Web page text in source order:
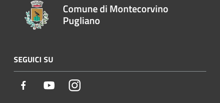
Comune di Montecorvino
Pugliano
SEGUICI SU
Facebook YoutubeInstagram